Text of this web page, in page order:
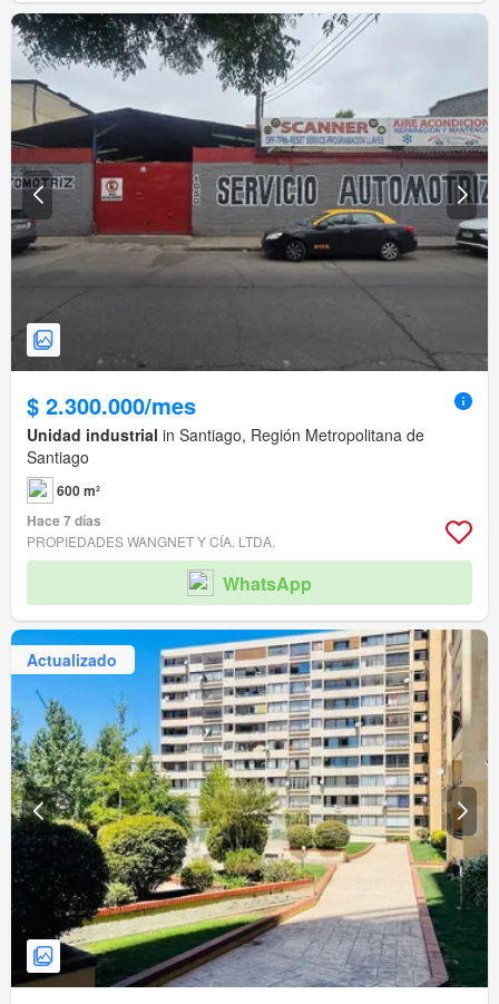
$ 2.300.000/mes
Unidad industrial in Santiago, Región Metropolitana de
Santiago
600 m²
Hace 7 días
PROPIEDADES WANGNET Y CÍA. LTDA.
WhatsApp
Actualizado